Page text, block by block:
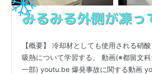
【概要】 冷却材としても使用される硝
吸熱について学習する。 動画(※都留文科
一部) youtu.be 爆発事故に関する動画